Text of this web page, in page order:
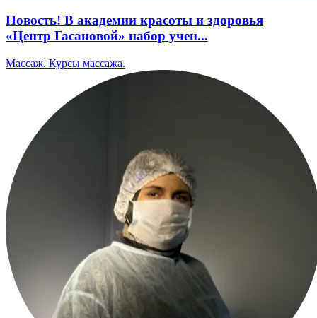
Новость! В академии красоты и здоровья
«Центр Гасановой» набор учен...
Массаж. Курсы массажа.